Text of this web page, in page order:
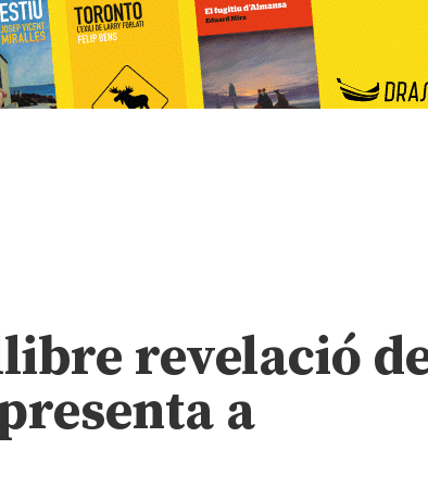
revelació
a